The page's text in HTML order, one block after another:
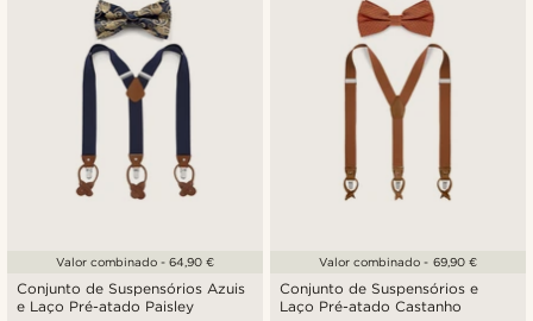
Conjunto de Suspensórios Azuis
e Laço Pré-atado Paisley
Valor combinado - 64,90 €
Conjunto de Suspensórios e
Laço Pré-atado Castanho
Valor combinado - 69,90 €